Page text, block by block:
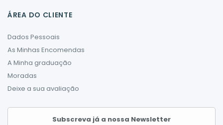
ÁREA DO CLIENTE
Dados Pessoais
As Minhas Encomendas
A Minha graduação
Moradas
Deixe a sua avaliação
Subscreva já a nossa Newsletter